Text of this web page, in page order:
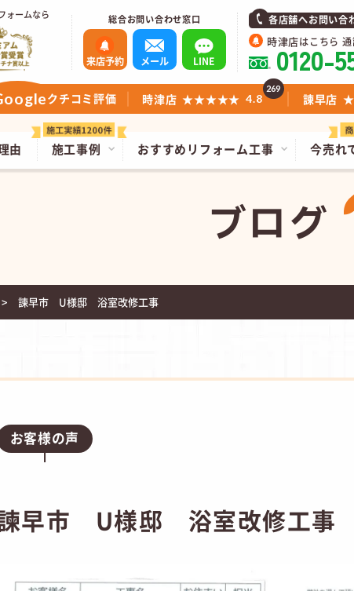
ォームなら 総合お問い合わせ窓口
来店予約 メール LINE
各店舗へお問い
時津店はこちら
0120-
今売れ
施工事例 おすすめリフォーム工事
由
クチコミ評価 時津店 ★★★★★ 4.8
269
諫早店
ブログ
諫早市 U様邸 浴室改修工事
お客様の声
早市 U様邸 浴室改修工事